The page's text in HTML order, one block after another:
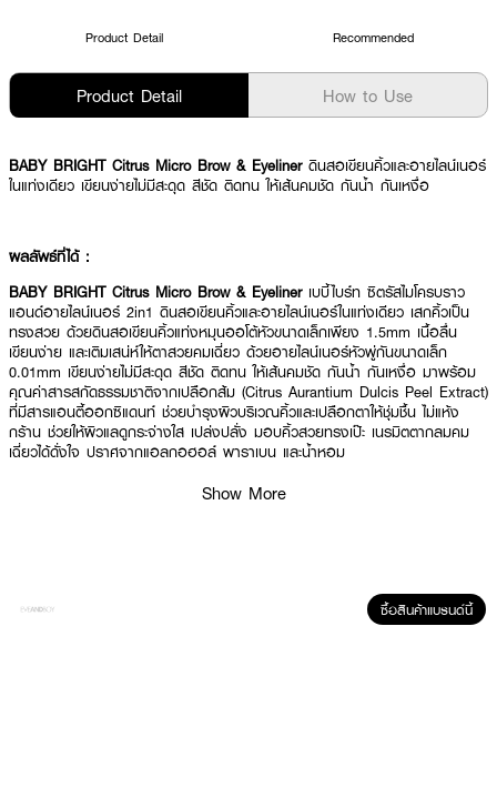
Product Detail Recommended
Product Detail How to Use
BABY BRIGHT Citrus Micro Brow & Eyeliner ดินสอเขียนคิ้วและอายไลน์เนอร์
ในแท่งเดียว เขียนง่ายไม่มีสะดุด สีชัด ติดทน ให้เส้นคมชัด กันน้ำ กันเหงื่อ
ผลลัพธ์ที่ได้ :
BABY BRIGHT Citrus Micro Brow & Eyeliner เบบี้ไบร์ท ซิตรัสไมโครบราว
แอนด์อายไลน์เนอร์ 2in1 ดินสอเขียนคิ้วและอายไลน์เนอร์ในแท่งเดียว เสกคิ้วเป็น
ทรงสวย ด้วยดินสอเขียนคิ้วแท่งหมุนออโต้หัวขนาดเล็กเพียง 1.5mm เนื้อลื่น
เขียนง่าย และเติมเสน่ห์ให้ตาสวยคมเฉี่ยว ด้วยอายไลน์เนอร์หัวพู่กันขนาดเล็ก
0.01mm เขียนง่ายไม่มีสะดุด สีชัด ติดทน ให้เส้นคมชัด กันน้ำ กันเหงื่อ มาพร้อม
คุณค่าสารสกัดธรรมชาติจากเปลือกส้ม (Citrus Aurantium Dulcis Peel Extract)
ที่มีสารแอนตี้ออกซิแดนท์ ช่วยบำรุงผิวบริเวณคิ้วและเปลือกตาให้ชุ่มชื้น ไม่แห้ง
กร้าน ช่วยให้ผิวแลดูกระจ่างใส เปล่งปลั่ง มอบคิ้วสวยทรงเป๊ะ เนรมิตตากลมคม
เฉี่ยวได้ดั่งใจ ปราศจากแอลกอฮอล์ พาราเบน และน้ำหอม
ดินสอเขียนคิ้วแท่งหมุนออโต้หัวขนาดเล็กเพียง 1.5mm เนื้อลื่น เขียนง่าย
Show More
ซื้อสินค้าแบรนด์นี้